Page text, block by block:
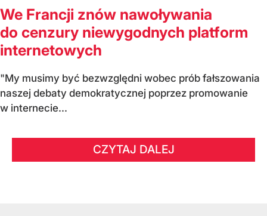
We Francji znów nawoływania
do cenzury niewygodnych platform
internetowych
"My musimy być bezwzględni wobec prób fałszowania
naszej debaty demokratycznej poprzez promowanie
w internecie...
CZYTAJ DALEJ